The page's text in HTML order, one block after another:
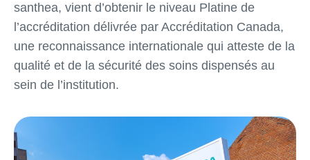
santhea, vient d’obtenir le niveau Platine de
l’accréditation délivrée par Accréditation Canada,
une reconnaissance internationale qui atteste de la
qualité et de la sécurité des soins dispensés au
sein de l’institution.